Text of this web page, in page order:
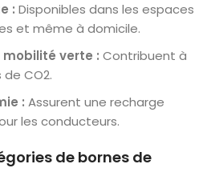
: Disponibles dans les espaces
et même à domicile.
verte : Contribuent à
CO2.
: Assurent une recharge
les conducteurs.
de bornes de